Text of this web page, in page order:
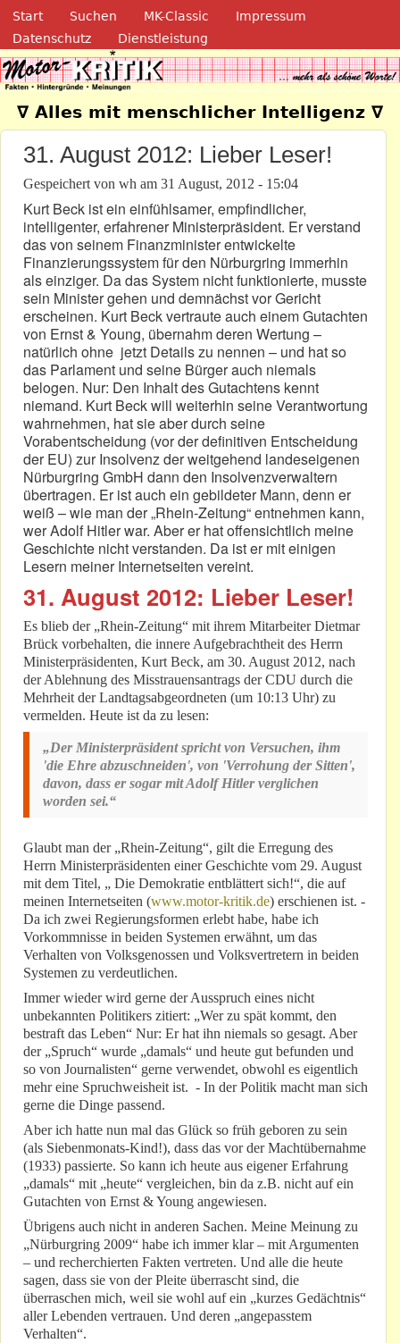
Direkt zum Inhalt
Navigation
Start Suchen MK-Classic
Impressum
Datenschutz
Dienstleistung
Motor-Kritik.de
∇ Alles mit menschlicher Intelligenz ∇
31. August 2012: Lieber Leser!
Gespeichert von wh am 31 August, 2012 - 15:04
Kurt Beck ist ein einfühlsamer, empfindlicher,
intelligenter, erfahrener Ministerpräsident. Er verstand
das von seinem Finanzminister entwickelte
Finanzierungssystem für den Nürburgring immerhin
als einziger. Da das System nicht funktionierte, musste
sein Minister gehen und demnächst vor Gericht
erscheinen. Kurt Beck vertraute auch einem Gutachten
von Ernst & Young, übernahm deren Wertung –
natürlich ohne jetzt Details zu nennen – und hat so
das Parlament und seine Bürger auch niemals
belogen. Nur: Den Inhalt des Gutachtens kennt
niemand. Kurt Beck will weiterhin seine Verantwortung
wahrnehmen, hat sie aber durch seine
Vorabentscheidung (vor der definitiven Entscheidung
der EU) zur Insolvenz der weitgehend landeseigenen
Nürburgring GmbH dann den Insolvenzverwaltern
übertragen. Er ist auch ein gebildeter Mann, denn er
weiß – wie man der „Rhein-Zeitung“ entnehmen kann,
wer Adolf Hitler war. Aber er hat offensichtlich meine
Geschichte nicht verstanden. Da ist er mit einigen
Lesern meiner Internetseiten vereint.
31. August 2012: Lieber Leser!
Es blieb der „Rhein-Zeitung“ mit ihrem Mitarbeiter Dietmar
Brück vorbehalten, die innere Aufgebrachtheit des Herrn
Ministerpräsidenten, Kurt Beck, am 30. August 2012, nach
der Ablehnung des Misstrauensantrags der CDU durch die
Mehrheit der Landtagsabgeordneten (um 10:13 Uhr) zu
vermelden. Heute ist da zu lesen:
„Der Ministerpräsident spricht von Versuchen, ihm
'die Ehre abzuschneiden', von 'Verrohung der Sitten',
davon, dass er sogar mit Adolf Hitler verglichen
worden sei.“
Glaubt man der „Rhein-Zeitung“, gilt die Erregung des
Herrn Ministerpräsidenten einer Geschichte vom 29. August
mit dem Titel, „ Die Demokratie entblättert sich!“, die auf
meinen Internetseiten (www.motor-kritik.de) erschienen ist. -
Da ich zwei Regierungsformen erlebt habe, habe ich
Vorkommnisse in beiden Systemen erwähnt, um das
Verhalten von Volksgenossen und Volksvertretern in beiden
Systemen zu verdeutlichen.
Immer wieder wird gerne der Ausspruch eines nicht
unbekannten Politikers zitiert: „Wer zu spät kommt, den
bestraft das Leben“ Nur: Er hat ihn niemals so gesagt. Aber
der „Spruch“ wurde „damals“ und heute gut befunden und
so von Journalisten“ gerne verwendet, obwohl es eigentlich
mehr eine Spruchweisheit ist. - In der Politik macht man sich
gerne die Dinge passend.
Aber ich hatte nun mal das Glück so früh geboren zu sein
(als Siebenmonats-Kind!), dass das vor der Machtübernahme
(1933) passierte. So kann ich heute aus eigener Erfahrung
„damals“ mit „heute“ vergleichen, bin da z.B. nicht auf ein
Gutachten von Ernst & Young angewiesen.
Übrigens auch nicht in anderen Sachen. Meine Meinung zu
„Nürburgring 2009“ habe ich immer klar – mit Argumenten
– und recherchierten Fakten vertreten. Und alle die heute
sagen, dass sie von der Pleite überrascht sind, die
überraschen mich, weil sie wohl auf ein „kurzes Gedächtnis“
aller Lebenden vertrauen. Und deren „angepasstem
Verhalten“.